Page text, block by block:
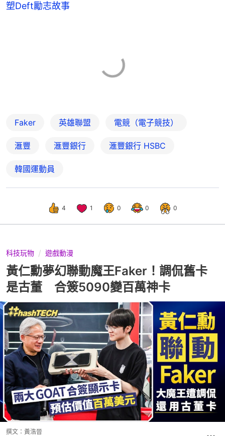
塑Deft勵志故事
Faker 英雄聯盟 電競（電子競技）
滙豐 滙豐銀行 滙豐銀行 HSBC
韓國運動員
4 1 0 0 0
科技玩物 遊戲動漫
黃仁勳夢幻聯動魔王Faker！調侃舊卡
是古董 合簽5090變百萬神卡
撰文： 黃浩晉